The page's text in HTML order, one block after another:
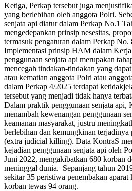
Ketiga, Perkap tersebut juga
yang berlebihan oleh anggota Polri.
senjata api diatur dalam Perkap No.1
mengedepankan prinsip nesesitas,
termasuk pengaturan dalam Perkap
Implementasi prinsip HAM dalam
penggunaan senjata api merupakan
mencegah tindakan-tindakan yang
atau kematian anggota Polri atau
dalam Perkap 4/2025 terdapat
tersebut yang menjadi tidak hanya
Dalam praktik penggunaan senjata api,
menambah kewenangan penggunaan
keamanan masyarakat, justru
berlebihan dan kemungkinan
(extra judicial killing). Data KontraS
kejadian penggunaan senjata api oleh
Juni 2022, mengakibatkan 680 korban
meninggal dunia. Sepanjang tahun
sekitar 35 peristiwa penembakan
korban tewas 94 orang.